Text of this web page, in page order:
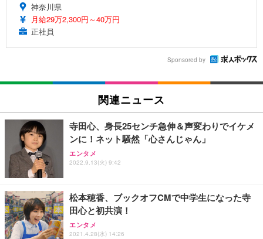
神奈川県
月給29万2,300円～40万円
正社員
Sponsored by
関連ニュース
寺田心、身長25センチ急伸＆声変わりでイケメ
ンに！ネット騒然「心さんじゃん」
エンタメ
2022.9.13(火) 9:42
松本穂香、ブックオフCMで中学生になった寺
田心と初共演！
エンタメ
2021.4.28(水) 14:26